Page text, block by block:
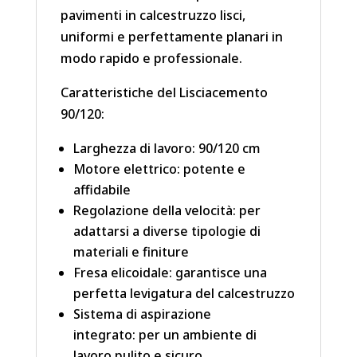
pavimenti in calcestruzzo lisci,
uniformi e perfettamente planari in
modo rapido e professionale.
Caratteristiche del Lisciacemento
90/120:
Larghezza di lavoro: 90/120 cm
Motore elettrico: potente e
affidabile
Regolazione della velocità: per
adattarsi a diverse tipologie di
materiali e finiture
Fresa elicoidale: garantisce una
perfetta levigatura del calcestruzzo
Sistema di aspirazione
integrato: per un ambiente di